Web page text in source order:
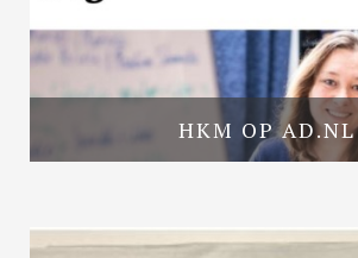
HKM OP AD.NL